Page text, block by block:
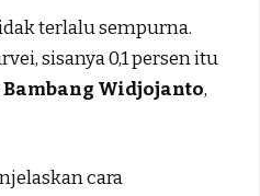
terlalu sempurna.
sisanya 0,1 persen itu
Bambang Widjojanto,
cara